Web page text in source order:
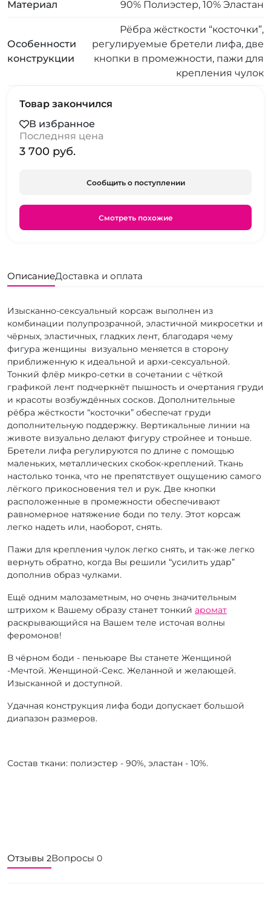
Материал 90% Полиэстер, 10% Эластан
Особенности
конструкции
Рёбра жёсткости “косточки”,
регулируемые бретели лифа, две
кнопки в промежности, пажи для
крепления чулок
Товар закончился
В избранное
Последняя цена
3 700 pуб.
Сообщить о поступлении
Смотреть похожие
ОписаниеДоставка и оплата
Изысканно-сексуальный корсаж выполнен из
комбинации полупрозрачной, эластичной микросетки и
чёрных, эластичных, гладких лент, благодаря чему
фигура женщины визуально меняется в сторону
приближенную к идеальной и архи-сексуальной.
Тонкий флёр микро-сетки в сочетании с чёткой
графикой лент подчеркнёт пышность и очертания груди
и красоты возбуждённых сосков. Дополнительные
рёбра жёсткости “косточки” обеспечат груди
дополнительную поддержку. Вертикальные линии на
животе визуально делают фигуру стройнее и тоньше.
Бретели лифа регулируются по длине с помощью
маленьких, металлических скобок-креплений. Ткань
настолько тонка, что не препятствует ощущению самого
лёгкого прикосновения тел и рук. Две кнопки
расположенные в промежности обеспечивают
равномерное натяжение боди по телу. Этот корсаж
легко надеть или, наоборот, снять.
Пажи для крепления чулок легко снять, и так-же легко
вернуть обратно, когда Вы решили “усилить удар”
дополнив образ чулками.
Ещё одним малозаметным, но очень значительным
штрихом к Вашему образу станет тонкий аромат
раскрывающийся на Вашем теле источая волны
феромонов!
В чёрном боди - пеньюаре Вы станете Женщиной
-Мечтой. Женщиной-Секс. Желанной и желающей.
Изысканной и доступной.
Удачная конструкция лифа боди допускает большой
диапазон размеров.
Состав ткани: полиэстер - 90%, эластан - 10%.
Отзывы 2Вопросы 0